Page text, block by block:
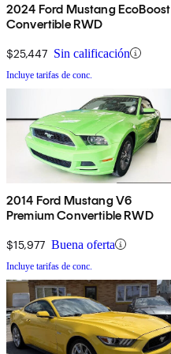
2024 Ford Mustang EcoBoost
Convertible RWD
$25,447 Sin calificación
Incluye tarifas de conc.
2014 Ford Mustang V6
Premium Convertible RWD
$15,977 Buena oferta
Incluye tarifas de conc.